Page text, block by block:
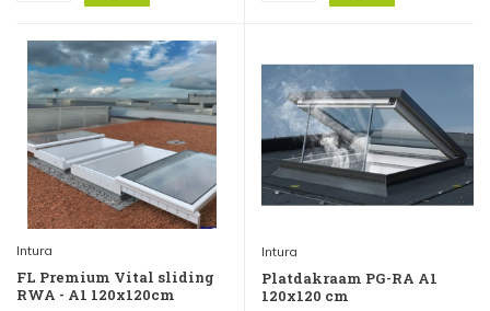
Intura
FL Premium Vital sliding
RWA - A1 120x120cm
Intura
Platdakraam PG-RA A1
120x120 cm